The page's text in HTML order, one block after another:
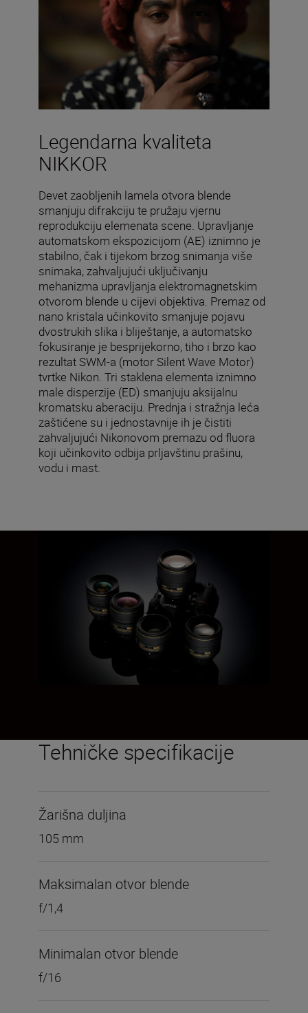
Legendarna kvaliteta
NIKKOR
Devet zaobljenih lamela otvora blende
smanjuju difrakciju te pružaju vjernu
reprodukciju elemenata scene. Upravljanje
automatskom ekspozicijom (AE) iznimno je
stabilno, čak i tijekom brzog snimanja više
snimaka, zahvaljujući uključivanju
mehanizma upravljanja elektromagnetskim
otvorom blende u cijevi objektiva. Premaz od
nano kristala učinkovito smanjuje pojavu
dvostrukih slika i bliještanje, a automatsko
fokusiranje je besprijekorno, tiho i brzo kao
rezultat SWM-a (motor Silent Wave Motor)
tvrtke Nikon. Tri staklena elementa iznimno
male disperzije (ED) smanjuju aksijalnu
kromatsku aberaciju. Prednja i stražnja leća
zaštićene su i jednostavnije ih je čistiti
zahvaljujući Nikonovom premazu od fluora
koji učinkovito odbija prljavštinu prašinu,
vodu i mast.
Tehničke specifikacije
Žarišna duljina
105 mm
Maksimalan otvor blende
f/1,4
Minimalan otvor blende
f/16